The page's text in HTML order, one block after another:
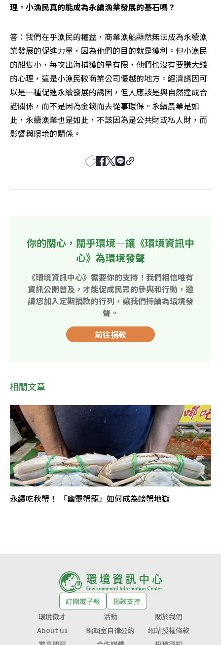
理。小漁民真的能成為永續漁業發展的基石嗎？
答：我們在乎漁民的權益，商業漁船顯然無法成為永續漁
業發展的促進力量，因為他們的目的就是獲利。但小漁民
的船隻小，每次出海捕獲的量有限，他們也沒有要賺大錢
的心理，這是小漁民較商業公司優越的地方。經濟誘因可
以是一種促進永續發展的誘因，但人應該是與自然達成合
諧關係，而不是因為金錢而去從事環保。永續農業是如
此，永續漁業也是如此，不該因為是公共財或私人財，而
影響與環境的關係。
你的關心，關乎環境—讓《環境資訊中
心》為環境發聲
《環境資訊中心》需要你的支持！我們相信唯有
資訊公開普及，才能促成民眾的參與和行動，邀
請您加入定期捐款的行列，讓我們持續為環境發
聲。
前往捐款
相關文章
永續吃秋蟹！ 「幽靈蟹籠」如何成為螃蟹地獄
訂閱電子報
捐款支持
環境徵才
活動
關於我們
About us
編輯室自律公約
網站授權條款